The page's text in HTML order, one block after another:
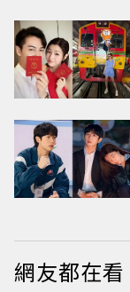
網友都在看